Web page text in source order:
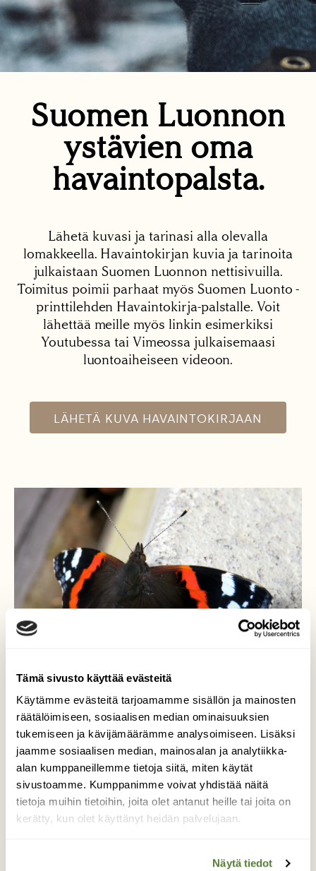
Tämä sivusto käyttää evästeitä
Käytämme evästeitä tarjoamamme sisällön ja mainosten
räätälöimiseen, sosiaalisen median ominaisuuksien
tukemiseen ja kävijämäärämme analysoimiseen. Lisäksi
jaamme sosiaalisen median, mainosalan ja analytiikka-
alan kumppaneillemme tietoja siitä, miten käytät
sivustoamme. Kumppanimme voivat yhdistää näitä
tietoja muihin tietoihin, joita olet antanut heille tai joita on
kerätty, kun olet käyttänyt heidän palvelujaan.
Näytä tiedot
Suomen Luonnon
ystävien oma
havaintopalsta.
Lähetä kuvasi ja tarinasi alla olevalla
lomakkeella. Havaintokirjan kuvia ja tarinoita
julkaistaan Suomen Luonnon nettisivuilla.
Toimitus poimii parhaat myös Suomen Luonto -
printtilehden Havaintokirja-palstalle. Voit
lähettää meille myös linkin esimerkiksi
Youtubessa tai Vimeossa julkaisemaasi
luontoaiheiseen videoon.
LÄHETÄ KUVA HAVAINTOKIRJAAN
Amiraaliperhonen
Aurinkoisen metsätien varella oli perhosia
1.8.2021 klo 12:10 Pyhäjärven Jokikylässä
Jokikylä metsätien varsi 01.08.2021 12:10